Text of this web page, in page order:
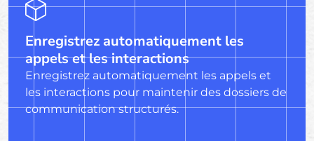
Enregistrez automatiquement les
appels et les interactions
Enregistrez automatiquement les appels et
les interactions pour maintenir des dossiers de
communication structurés.